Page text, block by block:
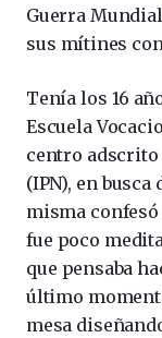
Guerra
sus mítines
Tenía los 16
Escuela
centro
(IPN), en
misma
fue poco
que pensaba
último
mesa